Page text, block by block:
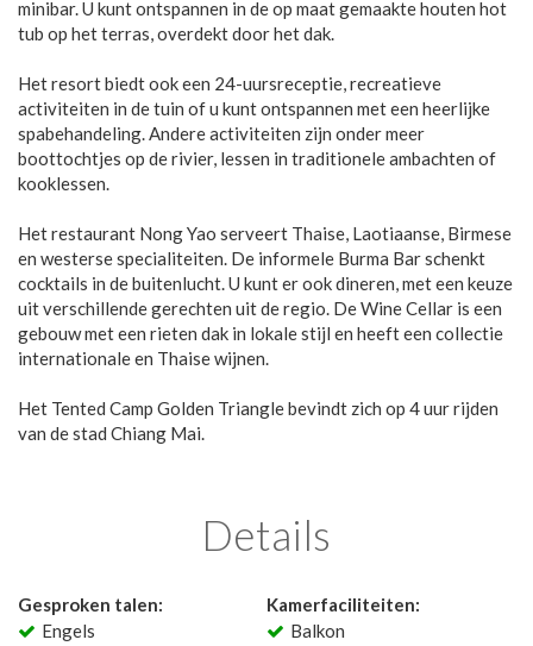
minibar. U kunt ontspannen in de op maat gemaakte houten hot
tub op het terras, overdekt door het dak.
Het resort biedt ook een 24-uursreceptie, recreatieve
activiteiten in de tuin of u kunt ontspannen met een heerlijke
spabehandeling. Andere activiteiten zijn onder meer
boottochtjes op de rivier, lessen in traditionele ambachten of
kooklessen.
Het restaurant Nong Yao serveert Thaise, Laotiaanse, Birmese
en westerse specialiteiten. De informele Burma Bar schenkt
cocktails in de buitenlucht. U kunt er ook dineren, met een keuze
uit verschillende gerechten uit de regio. De Wine Cellar is een
gebouw met een rieten dak in lokale stijl en heeft een collectie
internationale en Thaise wijnen.
Het Tented Camp Golden Triangle bevindt zich op 4 uur rijden
van de stad Chiang Mai.
Details
Gesproken talen:
Engels
Kamerfaciliteiten:
Balkon